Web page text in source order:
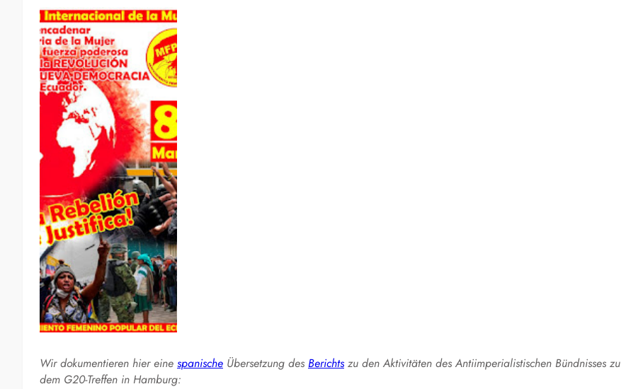
Wir dokumentieren hier eine spanische Übersetzung des Berichtszu den Aktivitäten des Antiimperialistischen Bündnisses zu
dem G20-Treffen in Hamburg: